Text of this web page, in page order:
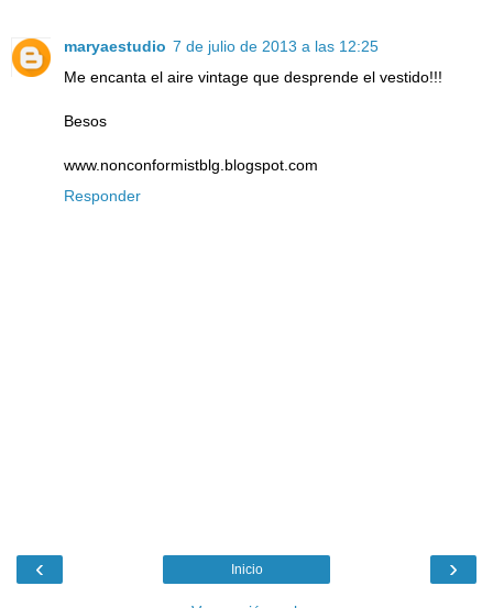
maryaestudio 7 de julio de 2013 a las 12:25
Me encanta el aire vintage que desprende el vestido!!!
Besos
www.nonconformistblg.blogspot.com
Responder
‹ ›
Inicio